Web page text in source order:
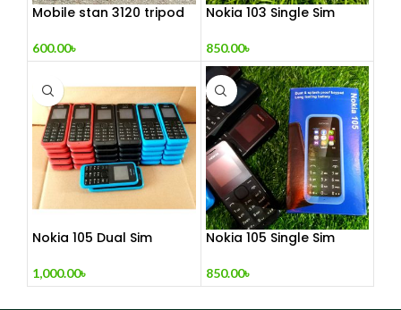
Mobile stan 3120 tripod
600.00৳
Nokia 103 Single Sim
850.00৳
Nokia 105 Dual Sim
1,000.00৳
Nokia 105 Single Sim
850.00৳